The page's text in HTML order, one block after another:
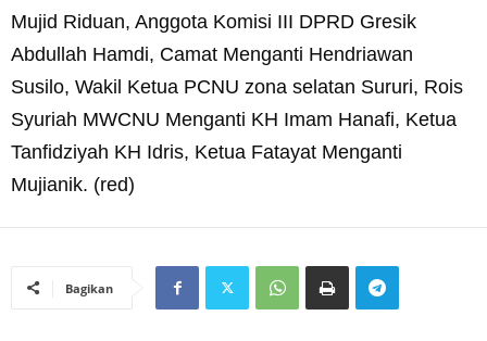
Mujid Riduan, Anggota Komisi III DPRD Gresik
Abdullah Hamdi, Camat Menganti Hendriawan
Susilo, Wakil Ketua PCNU zona selatan Sururi, Rois
Syuriah MWCNU Menganti KH Imam Hanafi, Ketua
Tanfidziyah KH Idris, Ketua Fatayat Menganti
Mujianik. (red)
Bagikan